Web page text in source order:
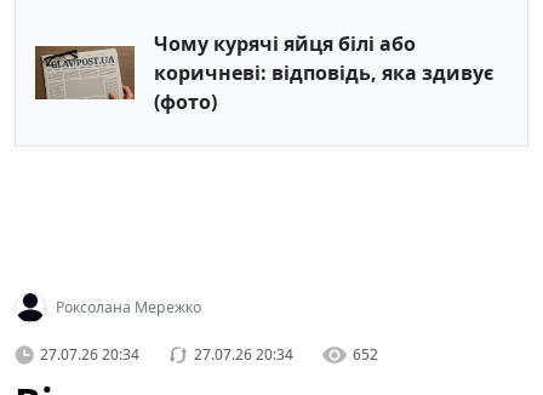
Чому курячі яйця білі або
коричневі: відповідь, яка здивує
(фото)
Роксолана Мережко
27.07.26 20:34 27.07.26 20:34 652